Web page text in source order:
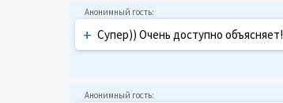
+ Супер)) Очень доступно объясняет!